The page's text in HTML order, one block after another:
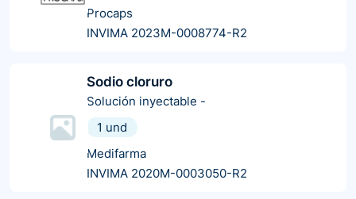
Procaps
INVIMA 2023M-0008774-R2
Sodio cloruro
Solución inyectable -
1 und
Medifarma
INVIMA 2020M-0003050-R2